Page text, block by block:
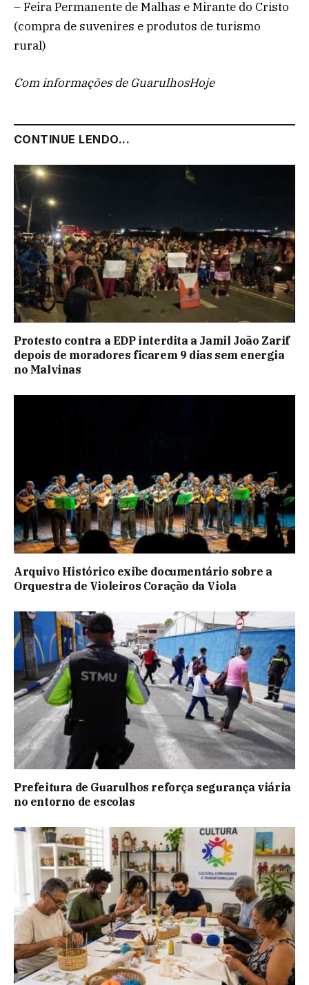
– Feira Permanente de Malhas e Mirante do Cristo
(compra de suvenires e produtos de turismo
rural)
Com informações de GuarulhosHoje
CONTINUE LENDO...
Protesto contra a EDP interdita a Jamil João Zarif
depois de moradores ficarem 9 dias sem energia
no Malvinas
Arquivo Histórico exibe documentário sobre a
Orquestra de Violeiros Coração da Viola
Prefeitura de Guarulhos reforça segurança viária
no entorno de escolas